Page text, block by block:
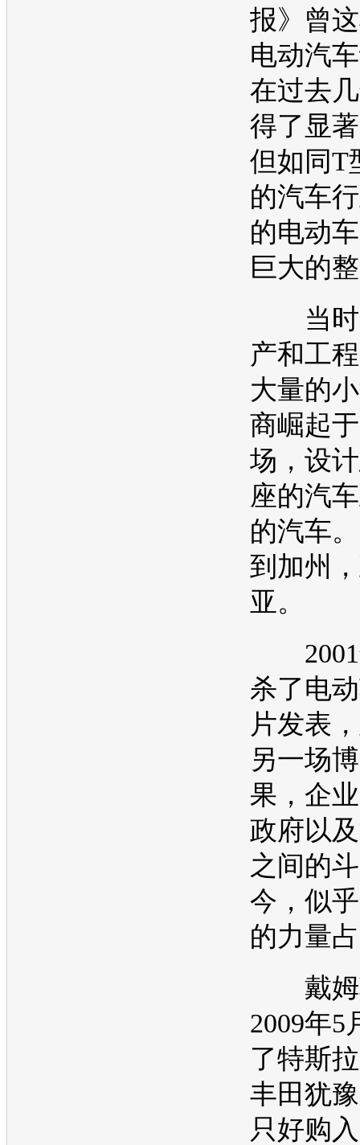
报》曾
电动汽车
在过去
得了显
但如同T
的汽车
的电动车
巨大的
当时
产和工
大量的
商崛起于
场，设
座的汽
的汽车
到加州
亚。
2001
杀了电
片发表
另一场
果，企
政府以
之间的
今，似
的力量
戴姆
2009年5
了特斯
丰田犹
只好购